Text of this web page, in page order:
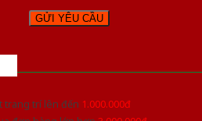
trang trí lên đến 1.000.000đ